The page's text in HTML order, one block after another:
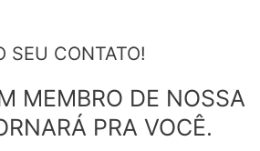
SEU CONTATO!
MEMBRO DE NOSSA
PRA VOCÊ.